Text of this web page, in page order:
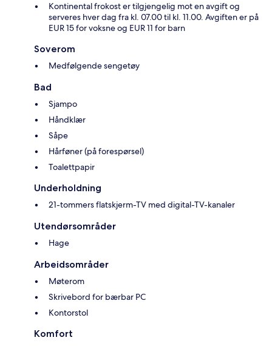
Kontinental frokost er tilgjengelig mot en avgift og
serveres hver dag fra kl. 07.00 til kl. 11.00. Avgiften er på
EUR 15 for voksne og EUR 11 for barn
Soverom
Medfølgende sengetøy
Bad
Sjampo
Håndklær
Såpe
Hårføner (på forespørsel)
Toalettpapir
Underholdning
21-tommers flatskjerm-TV med digital-TV-kanaler
Utendørsområder
Hage
Arbeidsområder
Møterom
Skrivebord for bærbar PC
Kontorstol
Komfort